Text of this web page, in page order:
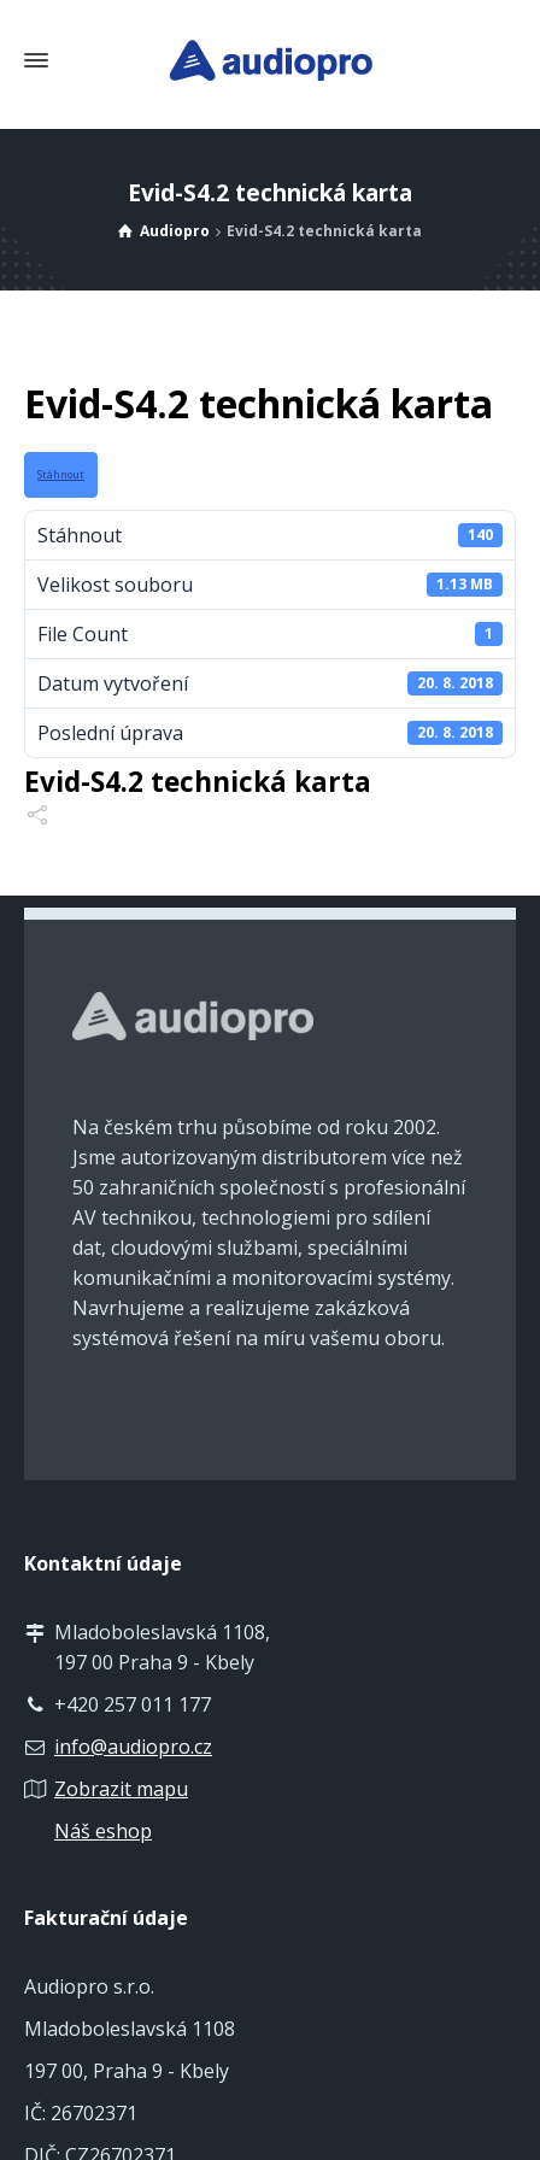
Evid-S4.2 technická karta
Audiopro Evid-S4.2 technická karta
Evid-S4.2 technická karta
Stáhnout
Stáhnout 140
Velikost souboru 1.13 MB
File Count 1
Datum vytvoření 20. 8. 2018
Poslední úprava 20. 8. 2018
Evid-S4.2 technická karta
Na českém trhu působíme od roku 2002.
Jsme autorizovaným distributorem více než
50 zahraničních společností s profesionální
AV technikou, technologiemi pro sdílení
dat, cloudovými službami, speciálními
komunikačními a monitorovacími systémy.
Navrhujeme a realizujeme zakázková
systémová řešení na míru vašemu oboru.
Kontaktní údaje
Mladoboleslavská 1108,
197 00 Praha 9 - Kbely
+420 257 011 177
info@audiopro.cz
Zobrazit mapu
Náš eshop
Fakturační údaje
Audiopro s.r.o.
Mladoboleslavská 1108
197 00, Praha 9 - Kbely
IČ: 26702371